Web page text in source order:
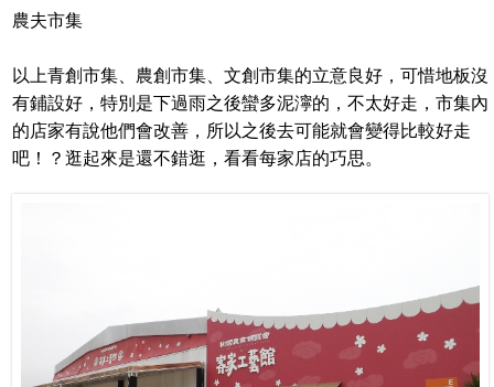
農夫市集
以上青創市集、農創市集、文創市集的立意良好，可惜地板沒
有鋪設好，特別是下過雨之後蠻多泥濘的，不太好走，市集內
的店家有說他們會改善，所以之後去可能就會變得比較好走
吧！？逛起來是還不錯逛，看看每家店的巧思。